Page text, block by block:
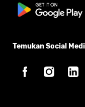
Temukan Social